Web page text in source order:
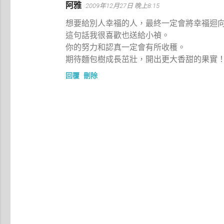
阿雅 2009年12月27日 晚上8:15
想要給別人幸福的人，最終一定會將幸福迴
這句話我很喜歡也送給小禎。
你的努力和認真一定會有所收穫。
期待麵包樹成長茁壯，開出更大香甜的果實！
回覆 刪除